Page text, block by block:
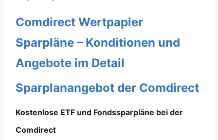
Comdirect Wertpapier
Sparpläne – Konditionen und
Angebote im Detail
Sparplanangebot der Comdirect
Kostenlose ETF und Fondssparpläne bei der
Comdirect